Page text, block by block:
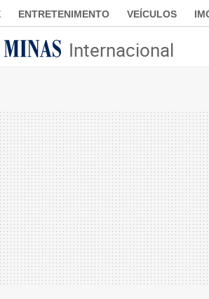
ENTRETENIMENTO VEÍCULOS
Internacional